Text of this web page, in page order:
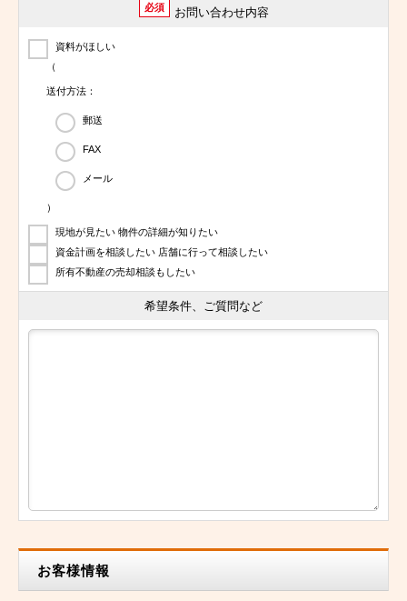
必須 お問い合わせ内容
資料がほしい
（
送付方法：
郵送
FAX
メール
）
現地が見たい 物件の詳細が知りたい
資金計画を相談したい 店舗に行って相談したい
所有不動産の売却相談もしたい
希望条件、ご質問など
お客様情報